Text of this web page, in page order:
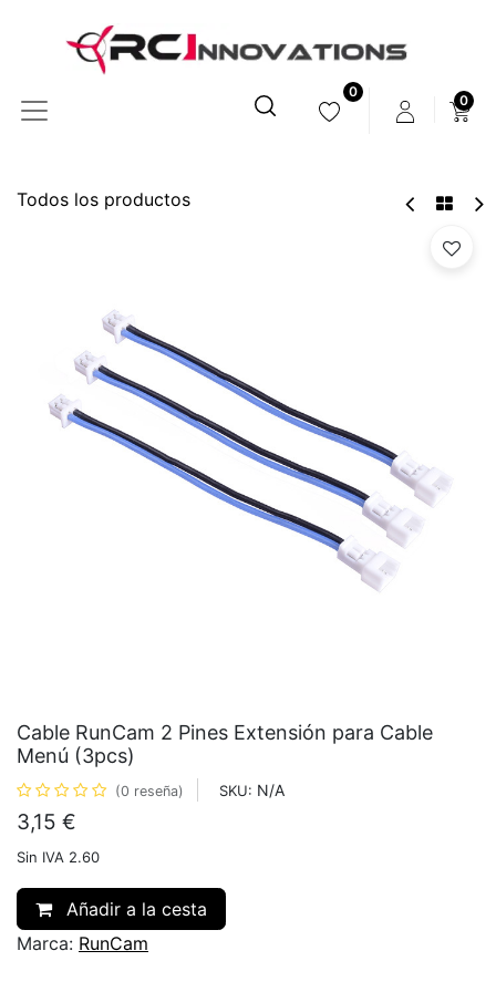
0
0
Todos los productos
Cable RunCam 2 Pines Extensión para Cable
Menú (3pcs)
(0 reseña) SKU: N/A
3,15 €
Sin IVA 2.60
Añadir a la cesta
Marca: RunCam